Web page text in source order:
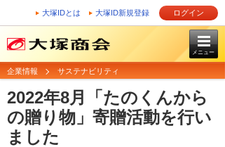
大塚IDとは 大塚ID新規登録 ログイン
メニュー
企業情報 サステナビリティ
2022年8月「たのくんから
の贈り物」寄贈活動を行い
ました